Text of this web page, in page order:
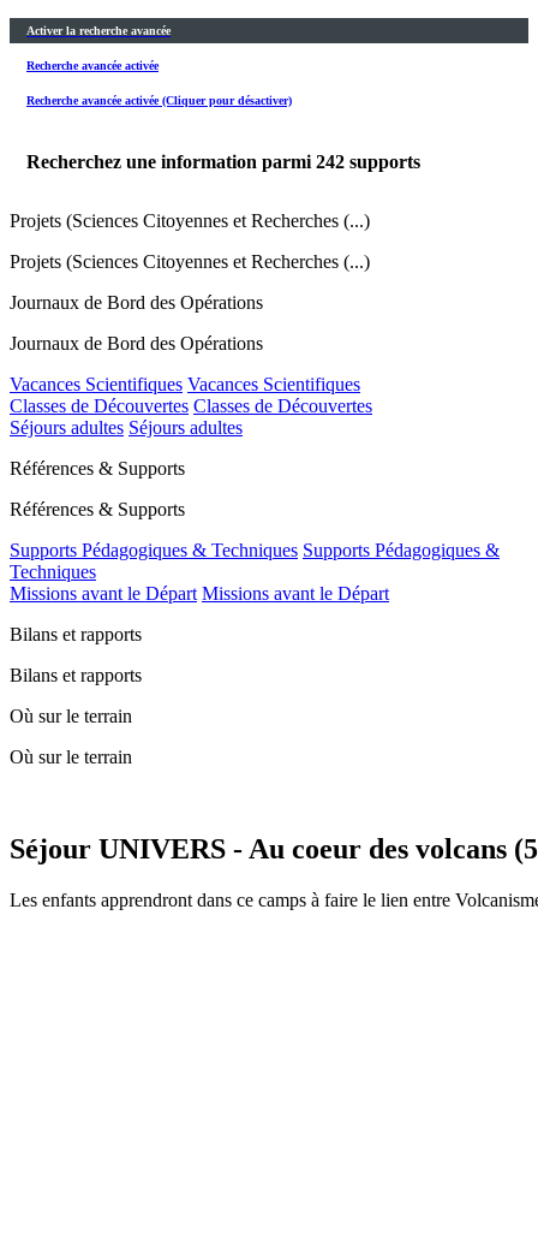
Activer la recherche avancée
Recherche avancée activée
Recherche avancée activée (Cliquer pour désactiver)
Recherchez une information parmi 242 supports
Projets (Sciences Citoyennes et Recherches (...)
Projets (Sciences Citoyennes et Recherches (...)
Journaux de Bord des Opérations
Journaux de Bord des Opérations
Vacances Scientifiques Vacances Scientifiques
Classes de Découvertes Classes de Découvertes
Séjours adultes Séjours adultes
Références & Supports
Références & Supports
Supports Pédagogiques & Techniques Supports Pédagogiques &
Techniques
Missions avant le Départ Missions avant le Départ
Bilans et rapports
Bilans et rapports
Où sur le terrain
Où sur le terrain
Séjour UNIVERS - Au coeur des volcans
Les enfants apprendront dans ce camps à faire le lien entre